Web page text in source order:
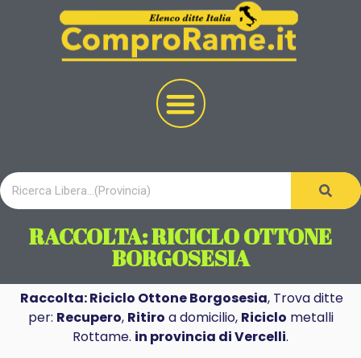
RACCOLTA: RICICLO OTTONE
BORGOSESIA
Raccolta: Riciclo Ottone Borgosesia, Trova ditte
per: Recupero, Ritiro a domicilio, Riciclo metalli
Rottame. in provincia di Vercelli.